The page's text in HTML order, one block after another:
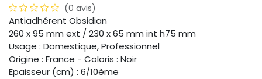
(0 avis)
Antiadhérent Obsidian
260 x 95 mm ext / 230 x 65 mm int h75 mm
Usage : Domestique, Professionnel
Origine : France - Coloris : Noir
Epaisseur (cm) : 6/10ème